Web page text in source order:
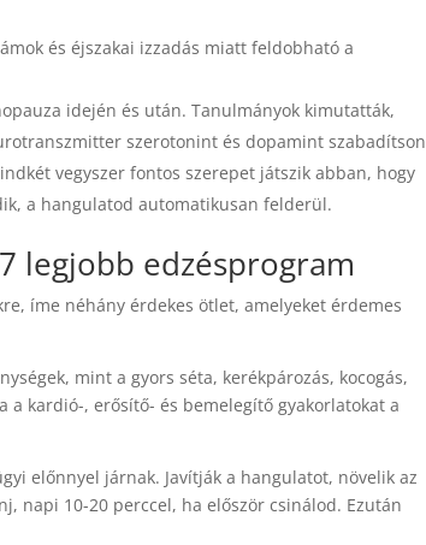
és éjszakai izzadás miatt feldobható a
idején és után. Tanulmányok kimutatták,
szerotonint és dopamint szabadítson
vegyszer fontos szerepet játszik abban, hogy
a hangulatod automatikusan felderül.
legjobb edzésprogram
íme néhány érdekes ötlet, amelyeket érdemes
mint a gyors séta, kerékpározás, kocogás,
a kardió-, erősítő- és bemelegítő gyakorlatokat a
előnnyel járnak. Javítják a hangulatot, növelik az
napi 10-20 perccel, ha először csinálod. Ezután